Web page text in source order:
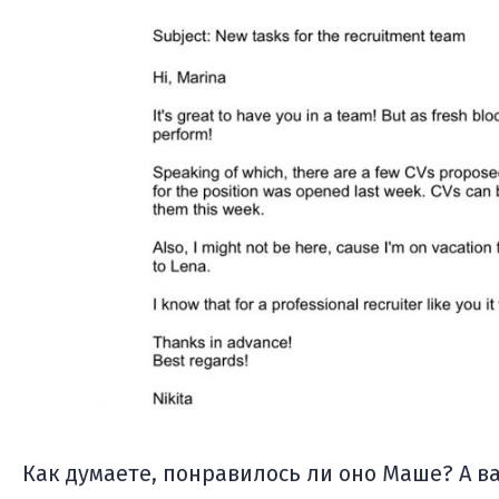
Как думаете, понравилось ли оно Маше? А